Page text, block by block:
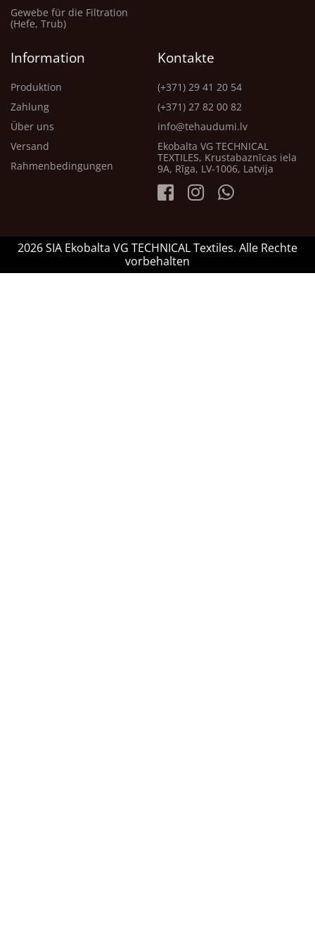
Gewebe für die Filtration
(Hefe, Trub)
Information
Produktion
Zahlung
Über uns
Versand
Rahmenbedingungen
Kontakte
(+371) 29 41 20 54
(+371) 27 82 00 82
info@tehaudumi.lv
Ekobalta VG TECHNICAL
TEXTILES, Krustabaznīcas iela
9A, Rīga, LV-1006, Latvija
2026 SIA Ekobalta VG TECHNICAL Textiles. Alle Rechte
vorbehalten